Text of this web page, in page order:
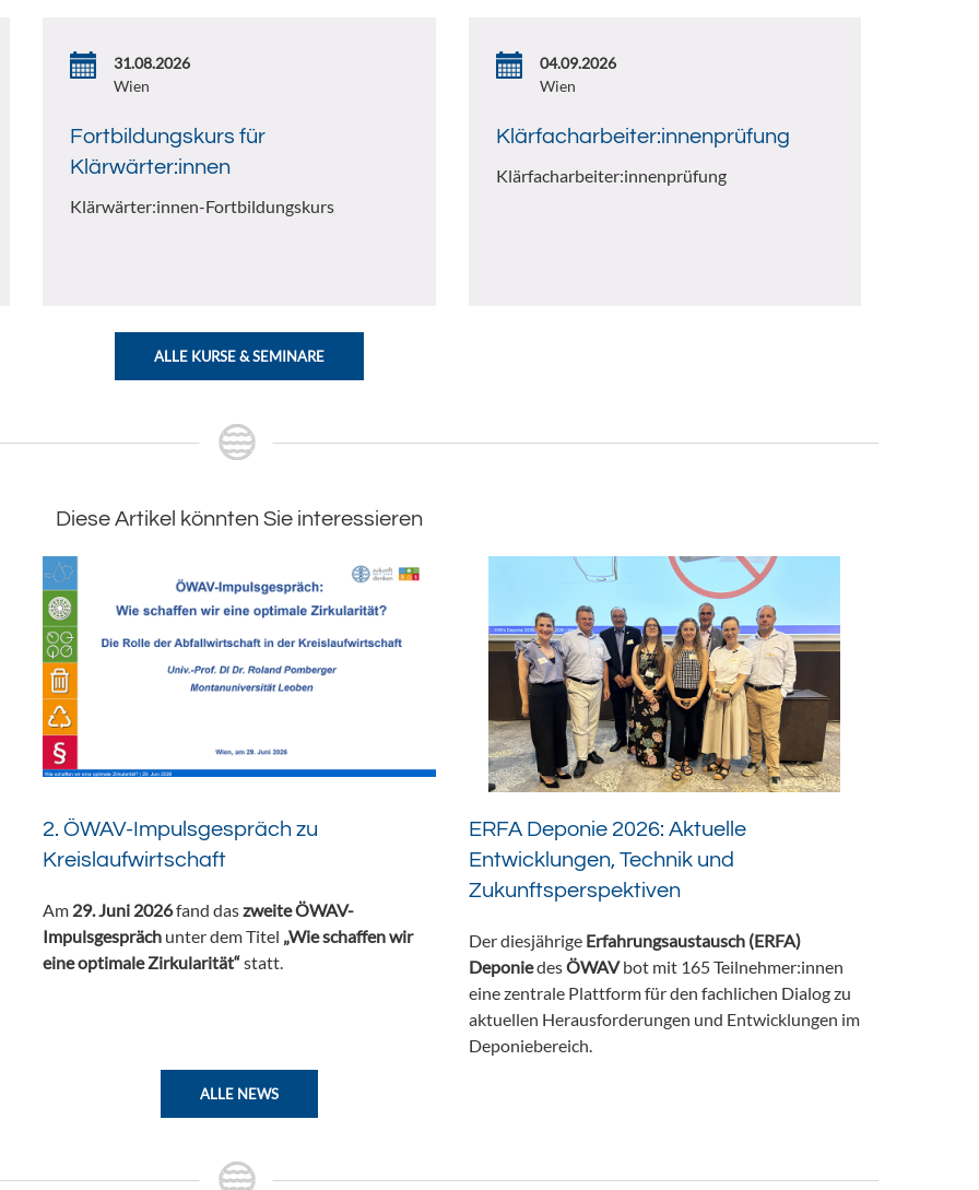
31.08.2026
Wien
Fortbildungskurs für
Klärwärter:innen
Klärwärter:innen-Fortbildungskurs
04.09.2026
Wien
Klärfacharbeiter:innenprüfung
Klärfacharbeiter:innenprüfung
ALLE KURSE & SEMINARE
Diese Artikel könnten Sie interessieren
2. ÖWAV-Impulsgespräch zu
Kreislaufwirtschaft
Am 29. Juni 2026fand daszweite ÖWAV-
Impulsgespräch unter dem Titel „Wie schaffen wir
eine optimale Zirkularität“statt.
ERFA Deponie 2026: Aktuelle
Entwicklungen, Technik und
Zukunftsperspektiven
Der diesjährige Erfahrungsaustausch (ERFA)
DeponiedesÖWAVbot mit 165 Teilnehmer:innen
eine zentrale Plattform für den fachlichen Dialog zu
aktuellen Herausforderungen und Entwicklungen im
Deponiebereich.
ALLE NEWS